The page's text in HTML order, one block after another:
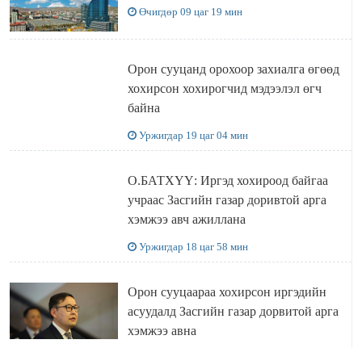
Өчигдөр 09 цаг 19 мин
Орон сууцанд орохоор захиалга өгөөд
хохирсон хохирогчид мэдээлэл өгч
байна
Уржигдар 19 цаг 04 мин
О.БАТХҮҮ: Иргэд хохироод байгаа
учраас Засгийн газар доривтой арга
хэмжээ авч ажиллана
Уржигдар 18 цаг 58 мин
Орон сууцаараа хохирсон иргэдийн
асуудалд Засгийн газар дорвитой арга
хэмжээ авна